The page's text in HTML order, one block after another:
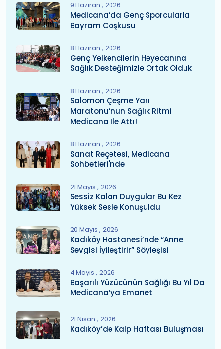
9 Haziran 2026
Medicana’da Genç Sporcularla
Bayram Coşkusu
8 Haziran 2026
Genç Yelkencilerin Heyecanına
Sağlık Desteğimizle Ortak Olduk
8 Haziran 2026
Salomon Çeşme Yarı
Maratonu’nun Sağlık Ritmi
Medicana Ile Attı!
8 Haziran 2026
Sanat Reçetesi, Medicana
Sohbetleri'nde
21 Mayıs 2026
Sessiz Kalan Duygular Bu Kez
Yüksek Sesle Konuşuldu
20 Mayıs 2026
Kadıköy Hastanesi’nde “Anne
Sevgisi İyileştirir” Söyleşisi
4 Mayıs 2026
Başarılı Yüzücünün Sağlığı Bu Yıl Da
Medicana’ya Emanet
21 Nisan 2026
Kadıköy’de Kalp Haftası Buluşması